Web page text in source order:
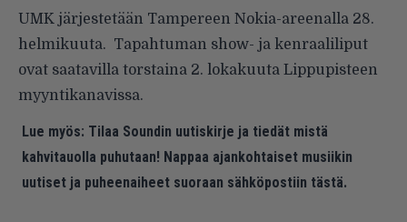
UMK järjestetään Tampereen Nokia-areenalla 28.
helmikuuta. Tapahtuman show- ja kenraaliliput
ovat saatavilla torstaina 2. lokakuuta Lippupisteen
myyntikanavissa.
Lue myös: Tilaa Soundin uutiskirje ja tiedät mistä
kahvitauolla puhutaan! Nappaa ajankohtaiset musiikin
uutiset ja puheenaiheet suoraan sähköpostiin tästä.